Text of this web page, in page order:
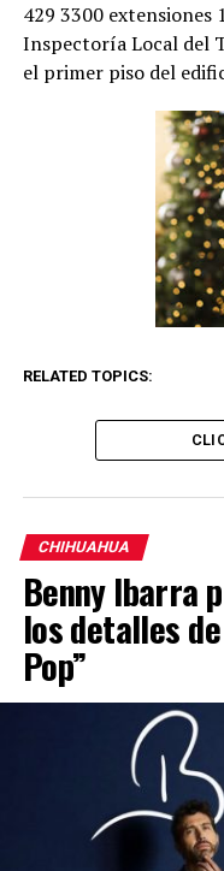
429 3300 extensiones
Inspectoría Local del
el primer piso del
RELATED TOPICS:
CHIHUAHUA
Benny Ibarra
los detalles
Pop”